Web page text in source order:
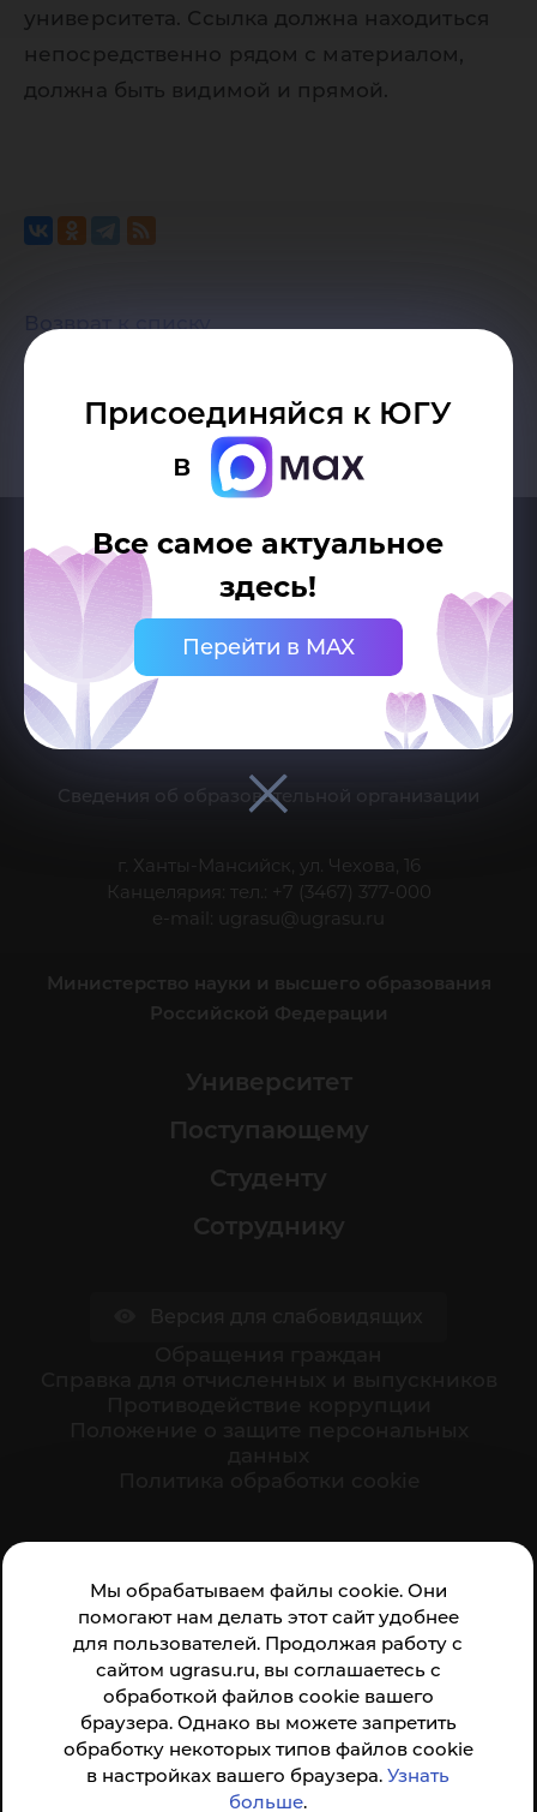
Мы обрабатываем файлы cookie. Они
помогают нам делать этот сайт удобнее
для пользователей. Продолжая работу с
сайтом ugrasu.ru, вы соглашаетесь с
обработкой файлов cookie вашего
браузера. Однако вы можете запретить
обработку некоторых типов файлов cookie
в настройках вашего браузера.Узнать
больше.
Присоединяйся к ЮГУ
в
Все самое актуальное
здесь!
Перейти в MAX
университета. Ссылка должна находиться
непосредственно рядом с материалом,
должна быть видимой и прямой.
Возврат к списку
Делитесь новостями об университете с хештегом #ЮГУ
Сведения об образовательной организации
г. Ханты-Мансийск, ул. Чехова, 16
Канцелярия: тел.: +7 (3467) 377-000
e-mail: ugrasu@ugrasu.ru
Министерство науки и высшего образования
Российской Федерации
Университет
Поступающему
Студенту
Сотруднику
организации:
Анкета доступна по QR-коду, а так же по прямой
ссылке